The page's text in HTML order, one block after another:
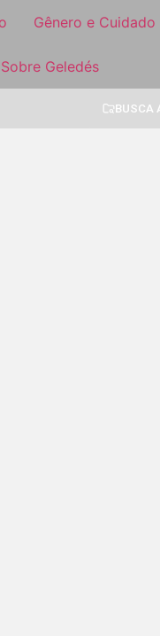
Gênero e Cuidado
Sobre Geledés
BUSCA